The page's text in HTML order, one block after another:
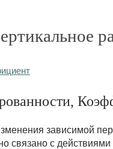
зависимой
связано с